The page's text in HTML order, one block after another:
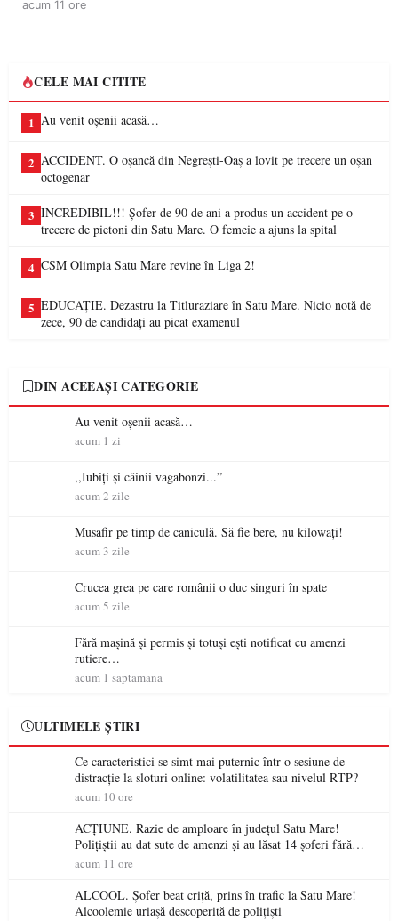
acum 11 ore
CELE MAI CITITE
1 Au venit oșenii acasă…
2 ACCIDENT. O oșancă din Negrești-Oaș a lovit pe trecere un oșan
octogenar
3 INCREDIBIL!!! Șofer de 90 de ani a produs un accident pe o
trecere de pietoni din Satu Mare. O femeie a ajuns la spital
4 CSM Olimpia Satu Mare revine în Liga 2!
5 EDUCAȚIE. Dezastru la Titluraziare în Satu Mare. Nicio notă de
zece, 90 de candidați au picat examenul
DIN ACEEAȘI CATEGORIE
Au venit oșenii acasă…
acum 1 zi
,,Iubiți și câinii vagabonzi...”
acum 2 zile
Musafir pe timp de caniculă. Să fie bere, nu kilowați!
acum 3 zile
Crucea grea pe care românii o duc singuri în spate
acum 5 zile
Fără mașină și permis și totuși ești notificat cu amenzi
rutiere…
acum 1 saptamana
ULTIMELE ȘTIRI
Ce caracteristici se simt mai puternic într-o sesiune de
distracție la sloturi online: volatilitatea sau nivelul RTP?
acum 10 ore
ACȚIUNE. Razie de amploare în județul Satu Mare!
Polițiștii au dat sute de amenzi și au lăsat 14 șoferi fără
permis într-o singură zi
acum 11 ore
ALCOOL. Șofer beat criță, prins în trafic la Satu Mare!
Alcoolemie uriașă descoperită de polițiști